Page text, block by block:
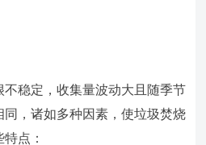
稳定，收集量波动大且随季节
，诸如多种因素，使垃圾焚烧
点：